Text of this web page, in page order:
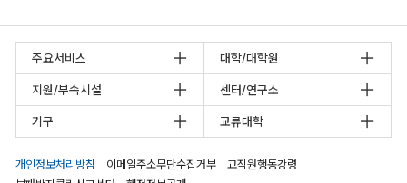
주요서비스 대학/대학원
지원/부속시설 센터/연구소
기구 교류대학
개인정보처리방침 이메일주소무단수집거부
교직원행동강령